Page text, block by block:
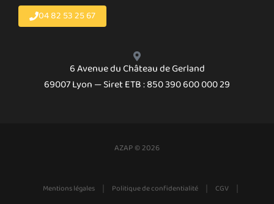
04 82 53 25 67
6 Avenue du Château de Gerland
69007 Lyon — Siret ETB : 850 390 600 000 29
AZAP © 2026
Mentions légales | Politique de confidentialité | CGV |